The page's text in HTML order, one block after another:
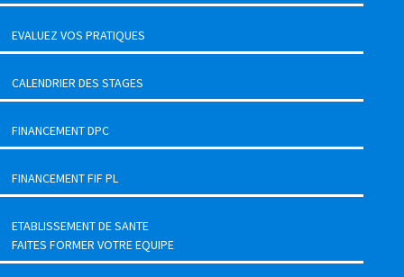
EVALUEZ VOS PRATIQUES
CALENDRIER DES STAGES
FINANCEMENT DPC
FINANCEMENT FIF PL
ETABLISSEMENT DE SANTE
FAITES FORMER VOTRE EQUIPE